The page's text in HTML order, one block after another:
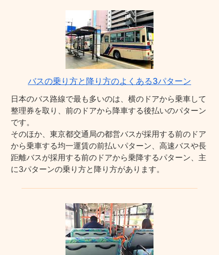
バスの乗り方と降り方のよくある3パターン
日本のバス路線で最も多いのは、横のドアから乗車して
整理券を取り、前のドアから降車する後払いのパターン
です。
そのほか、東京都交通局の都営バスが採用する前のドア
から乗車する均一運賃の前払いパターン、高速バスや長
距離バスが採用する前のドアから乗降するパターン、主
に3パターンの乗り方と降り方があります。